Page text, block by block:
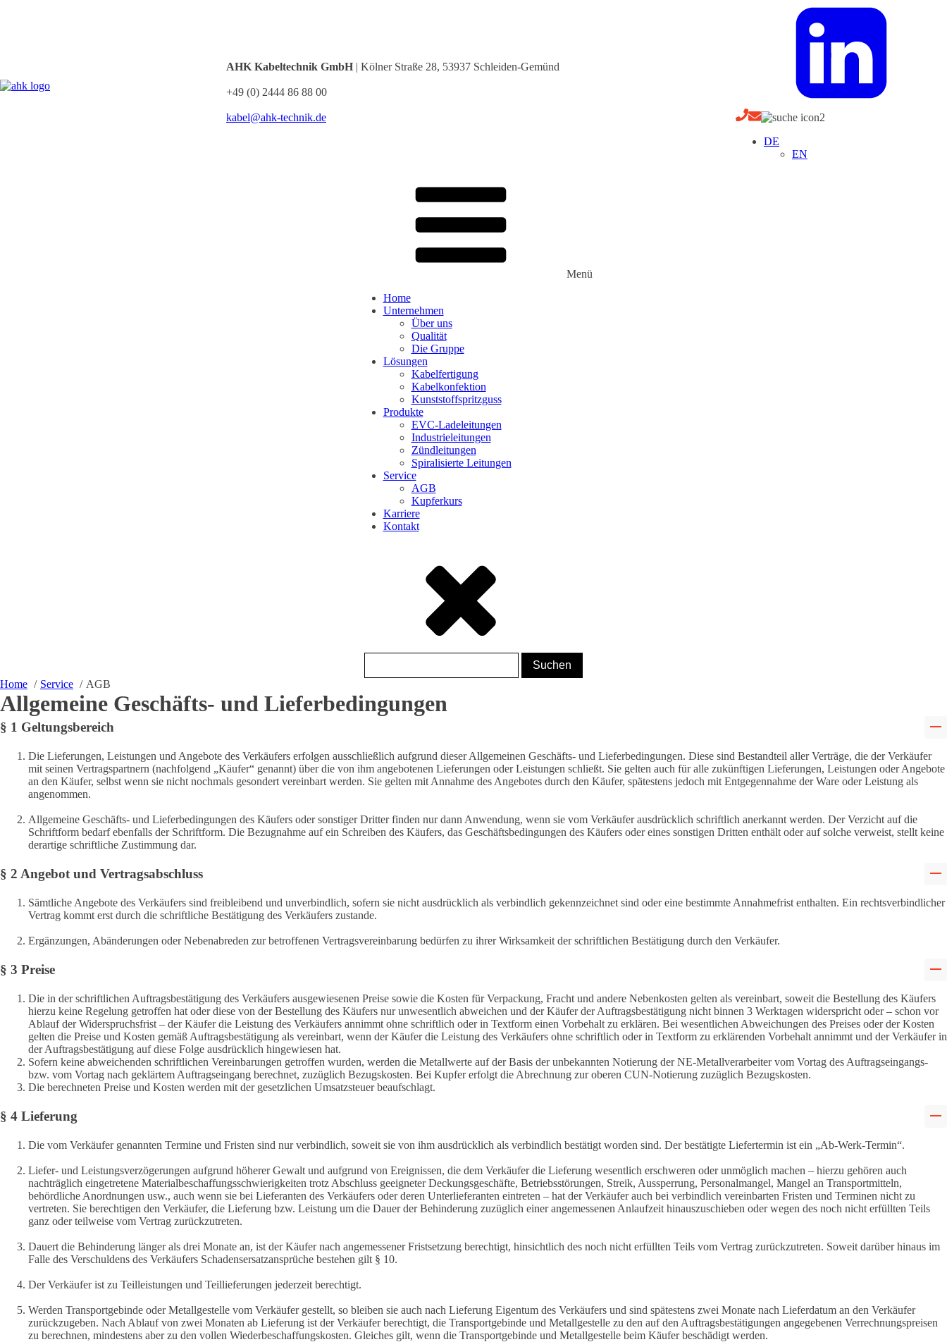
AHK Kabeltechnik GmbH | Kölner Straße 28, 53937 Schleiden-Gemünd
+49 (0) 2444 86 88 00
kabel@ahk-technik.de
DE
EN
Menü
Home
Unternehmen
Über uns
Qualität
Die Gruppe
Lösungen
Kabelfertigung
Kabelkonfektion
Kunststoffspritzguss
Produkte
EVC-Ladeleitungen
Industrieleitungen
Zündleitungen
Spiralisierte Leitungen
Service
AGB
Kupferkurs
Karriere
Kontakt
Home Service AGB
Allgemeine Geschäfts- und Lieferbedingungen
§ 1 Geltungsbereich
Die Lieferungen, Leistungen und Angebote des Verkäufers erfolgen ausschließlich aufgrund dieser Allgemeinen Geschäfts- und Lieferbedingungen. Diese sind Bestandteil aller Verträge, die der Verkäufer
mit seinen Vertragspartnern (nachfolgend „Käufer“ genannt) über die von ihm angebotenen Lieferungen oder Leistungen schließt. Sie gelten auch für alle zukünftigen Lieferungen, Leistungen oder Angebote
an den Käufer, selbst wenn sie nicht nochmals gesondert vereinbart werden. Sie gelten mit Annahme des Angebotes durch den Käufer, spätestens jedoch mit Entgegennahme der Ware oder Leistung als
angenommen.
Allgemeine Geschäfts- und Lieferbedingungen des Käufers oder sonstiger Dritter finden nur dann Anwendung, wenn sie vom Verkäufer ausdrücklich schriftlich anerkannt werden. Der Verzicht auf die
Schriftform bedarf ebenfalls der Schriftform. Die Bezugnahme auf ein Schreiben des Käufers, das Geschäftsbedingungen des Käufers oder eines sonstigen Dritten enthält oder auf solche verweist, stellt keine
derartige schriftliche Zustimmung dar.
§ 2 Angebot und Vertragsabschluss
Sämtliche Angebote des Verkäufers sind freibleibend und unverbindlich, sofern sie nicht ausdrücklich als verbindlich gekennzeichnet sind oder eine bestimmte Annahmefrist enthalten. Ein rechtsverbindlicher
Vertrag kommt erst durch die schriftliche Bestätigung des Verkäufers zustande.
Ergänzungen, Abänderungen oder Nebenabreden zur betroffenen Vertragsvereinbarung bedürfen zu ihrer Wirksamkeit der schriftlichen Bestätigung durch den Verkäufer.
§ 3 Preise
Die in der schriftlichen Auftragsbestätigung des Verkäufers ausgewiesenen Preise sowie die Kosten für Verpackung, Fracht und andere Nebenkosten gelten als vereinbart, soweit die Bestellung des Käufers
hierzu keine Regelung getroffen hat oder diese von der Bestellung des Käufers nur unwesentlich abweichen und der Käufer der Auftragsbestätigung nicht binnen 3 Werktagen widerspricht oder – schon vor
Ablauf der Widerspruchsfrist – der Käufer die Leistung des Verkäufers annimmt ohne schriftlich oder in Textform einen Vorbehalt zu erklären. Bei wesentlichen Abweichungen des Preises oder der Kosten
gelten die Preise und Kosten gemäß Auftragsbestätigung als vereinbart, wenn der Käufer die Leistung des Verkäufers ohne schriftlich oder in Textform zu erklärenden Vorbehalt annimmt und der Verkäufer in
der Auftragsbestätigung auf diese Folge ausdrücklich hingewiesen hat.
Sofern keine abweichenden schriftlichen Vereinbarungen getroffen wurden, werden die Metallwerte auf der Basis der unbekannten Notierung der NE-Metallverarbeiter vom Vortag des Auftragseingangs-
bzw. vom Vortag nach geklärtem Auftragseingang berechnet, zuzüglich Bezugskosten. Bei Kupfer erfolgt die Abrechnung zur oberen CUN-Notierung zuzüglich Bezugskosten.
Die berechneten Preise und Kosten werden mit der gesetzlichen Umsatzsteuer beaufschlagt.
§ 4 Lieferung
Die vom Verkäufer genannten Termine und Fristen sind nur verbindlich, soweit sie von ihm ausdrücklich als verbindlich bestätigt worden sind. Der bestätigte Liefertermin ist ein „Ab-Werk-Termin“.
Liefer- und Leistungsverzögerungen aufgrund höherer Gewalt und aufgrund von Ereignissen, die dem Verkäufer die Lieferung wesentlich erschweren oder unmöglich machen – hierzu gehören auch
nachträglich eingetretene Materialbeschaffungsschwierigkeiten trotz Abschluss geeigneter Deckungsgeschäfte, Betriebsstörungen, Streik, Aussperrung, Personalmangel, Mangel an Transportmitteln,
behördliche Anordnungen usw., auch wenn sie bei Lieferanten des Verkäufers oder deren Unterlieferanten eintreten – hat der Verkäufer auch bei verbindlich vereinbarten Fristen und Terminen nicht zu
vertreten. Sie berechtigen den Verkäufer, die Lieferung bzw. Leistung um die Dauer der Behinderung zuzüglich einer angemessenen Anlaufzeit hinauszuschieben oder wegen des noch nicht erfüllten Teils
ganz oder teilweise vom Vertrag zurückzutreten.
Dauert die Behinderung länger als drei Monate an, ist der Käufer nach angemessener Fristsetzung berechtigt, hinsichtlich des noch nicht erfüllten Teils vom Vertrag zurückzutreten. Soweit darüber hinaus im
Falle des Verschuldens des Verkäufers Schadensersatzansprüche bestehen gilt § 10.
Der Verkäufer ist zu Teilleistungen und Teillieferungen jederzeit berechtigt.
Werden Transportgebinde oder Metallgestelle vom Verkäufer gestellt, so bleiben sie auch nach Lieferung Eigentum des Verkäufers und sind spätestens zwei Monate nach Lieferdatum an den Verkäufer
zurückzugeben. Nach Ablauf von zwei Monaten ab Lieferung ist der Verkäufer berechtigt, die Transportgebinde und Metallgestelle zu den auf den Auftragsbestätigungen angegebenen Verrechnungspreisen
zu berechnen, mindestens aber zu den vollen Wiederbeschaffungskosten. Gleiches gilt, wenn die Transportgebinde und Metallgestelle beim Käufer beschädigt werden.